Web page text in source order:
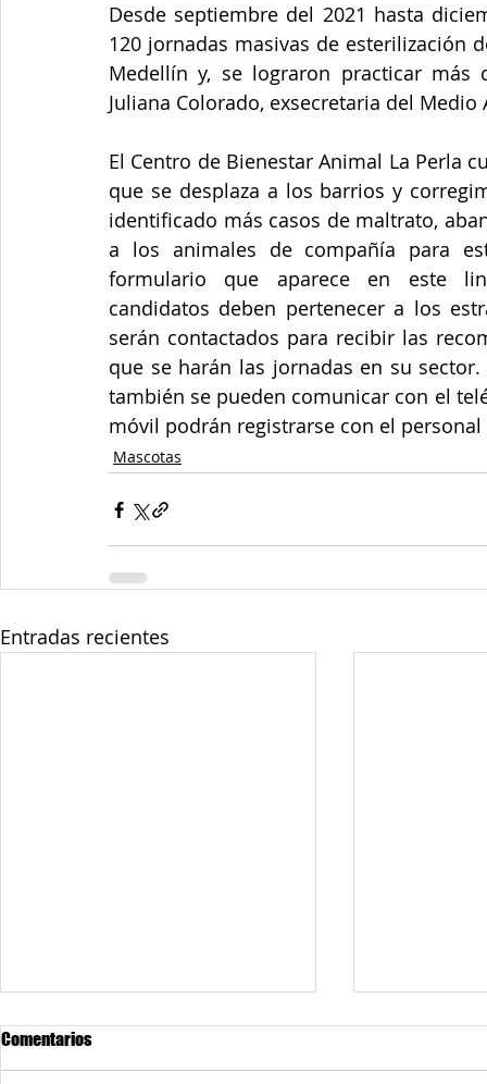
Desde septiembre del 2021 hasta
120 jornadas masivas de esterilización
Medellín y, se lograron practicar más
Juliana Colorado, exsecretaria del
El Centro de Bienestar Animal La Perla
que se desplaza a los barrios y
identificado más casos de maltrato,
a los animales de compañía para
formulario que aparece en este
candidatos deben pertenecer a los
serán contactados para recibir las
que se harán las jornadas en su
también se pueden comunicar con el
móvil podrán registrarse con el
Mascotas
Entradas recientes
Comentarios